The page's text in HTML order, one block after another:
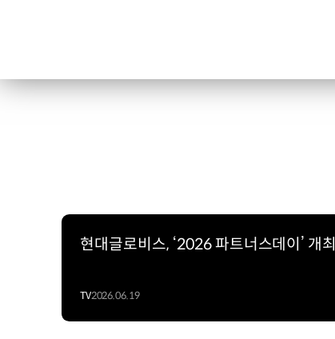
현대글로비스, ‘2026 파트너스데이’ 개최
TV2026.06.19